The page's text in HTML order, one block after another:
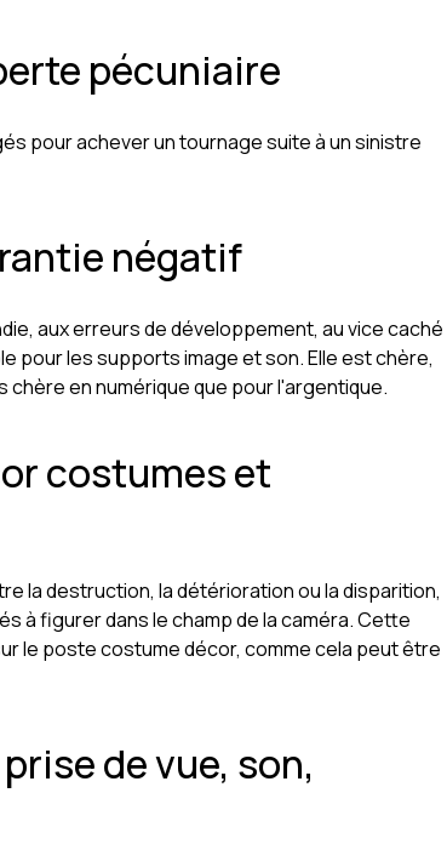
pécuniaire
pour achever un tournage suite à un sinistre
négatif
aux erreurs de développement, au vice caché
pour les supports image et son. Elle est chère,
chère en numérique que pour l'argentique.
costumes et
la destruction, la détérioration ou la disparition,
à figurer dans le champ de la caméra. Cette
le poste costume décor, comme cela peut être
de vue, son,